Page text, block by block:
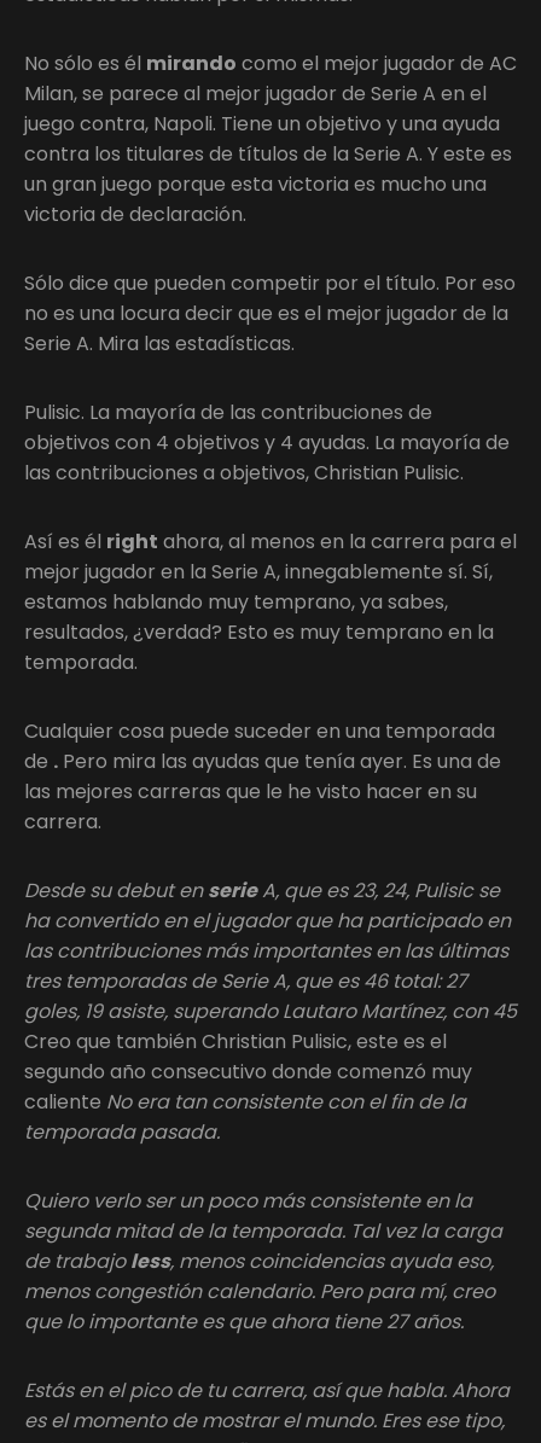
No sólo es él mirando como el mejor jugador de AC
Milan, se parece al mejor jugador de Serie A en el
juego contra, Napoli. Tiene un objetivo y una ayuda
contra los titulares de títulos de la Serie A. Y este es
un gran juego porque esta victoria es mucho una
victoria de declaración.
Sólo dice que pueden competir por el título. Por eso
no es una locura decir que es el mejor jugador de la
Serie A. Mira las estadísticas.
Pulisic. La mayoría de las contribuciones de
objetivos con 4 objetivos y 4 ayudas. La mayoría de
las contribuciones a objetivos, Christian Pulisic.
Así es él right ahora, al menos en la carrera para el
mejor jugador en la Serie A, innegablemente sí. Sí,
estamos hablando muy temprano, ya sabes,
resultados, ¿verdad? Esto es muy temprano en la
temporada.
Cualquier cosa puede suceder en una temporada
de . Pero mira las ayudas que tenía ayer. Es una de
las mejores carreras que le he visto hacer en su
carrera.
Desde su debut enserieA, que es 23, 24, Pulisic se
ha convertido en el jugador que ha participado en
las contribuciones más importantes en las últimas
tres temporadas de Serie A, que es 46 total: 27
goles, 19 asiste, superando Lautaro Martínez, con 45
Creo que también Christian Pulisic, este es el
segundo año consecutivo donde comenzó muy
caliente No era tan consistente con el fin de la
temporada pasada.
Quiero verlo ser un poco más consistente en la
segunda mitad de la temporada. Tal vez la carga
de trabajoless, menos coincidencias ayuda eso,
menos congestión calendario. Pero para mí, creo
que lo importante es que ahora tiene 27 años.
Estás en el pico de tu carrera, así que habla. Ahora
es el momento de mostrar el mundo. Eres ese tipo,